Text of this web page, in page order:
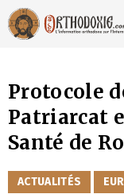
Aller
au
contenu
Protocole
Patriarcat
Santé de
CATÉGORIES
ACTUALITÉS